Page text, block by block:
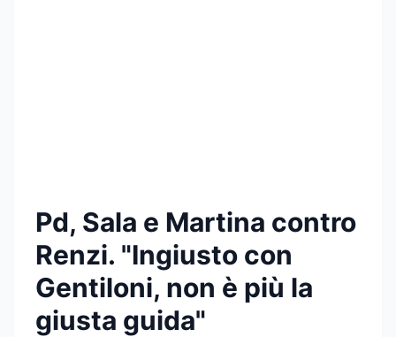
Pd, Sala e Martina contro
Renzi. "Ingiusto con
Gentiloni, non è più la
giusta guida"